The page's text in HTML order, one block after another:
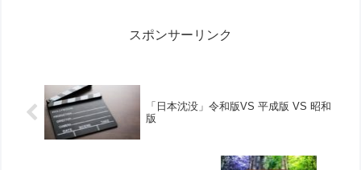
スポンサーリンク
「日本沈没」令和版VS 平成版 VS 昭和
版